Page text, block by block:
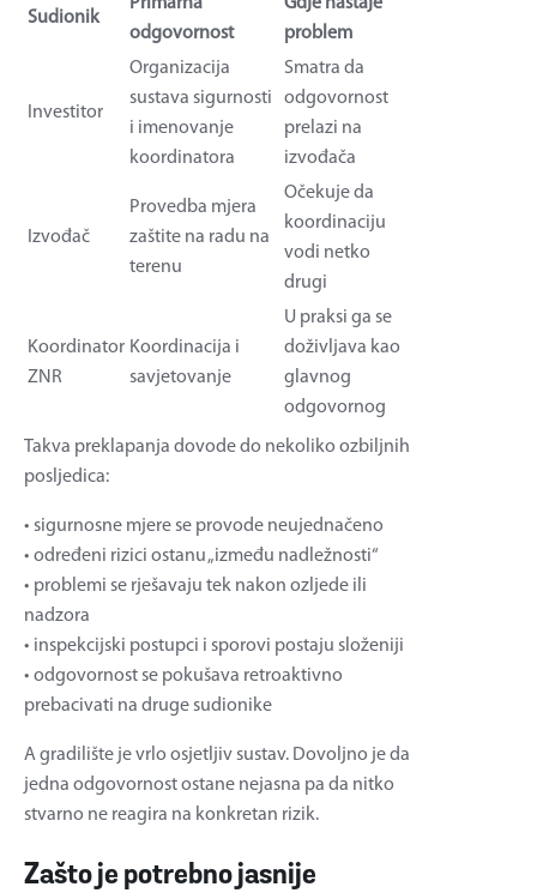
Sudionik
odgovornost
problem
Investitor
Organizacija
sustava sigurnosti
i imenovanje
koordinatora
Smatra da
odgovornost
prelazi na
izvođača
Izvođač
Provedba mjera
zaštite na radu na
terenu
Očekuje da
koordinaciju
vodi netko
drugi
Koordinator
ZNR
Koordinacija i
savjetovanje
U praksi ga se
doživljava kao
glavnog
odgovornog
Takva preklapanja dovode do nekoliko ozbiljnih
posljedica:
• sigurnosne mjere se provode neujednačeno
• određeni rizici ostanu „između nadležnosti“
• problemi se rješavaju tek nakon ozljede ili
nadzora
• inspekcijski postupci i sporovi postaju složeniji
• odgovornost se pokušava retroaktivno
prebacivati na druge sudionike
A gradilište je vrlo osjetljiv sustav. Dovoljno je da
jedna odgovornost ostane nejasna pa da nitko
stvarno ne reagira na konkretan rizik.
Zašto je potrebno jasnije